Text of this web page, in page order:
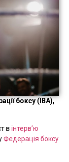
боксу (IBA),
в інтерв’ю
Федерація боксу